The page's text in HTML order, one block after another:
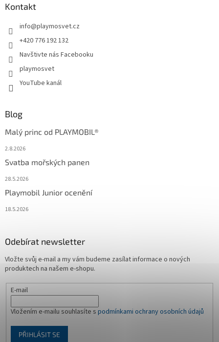
Kontakt
info@playmosvet.cz
+420 776 192 132
Navštivte nás Facebooku
playmosvet
YouTube kanál
Blog
Malý princ od PLAYMOBIL®
2.8.2026
Svatba mořských panen
28.5.2026
Playmobil Junior ocenění
18.5.2026
Odebírat newsletter
Vložte svůj e-mail a my vám budeme zasílat informace o nových
produktech na našem e-shopu.
E-mail
Vložením e-mailu souhlasíte s podmínkami ochrany osobních údajů
PŘIHLÁSIT SE